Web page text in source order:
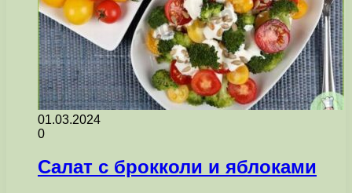
01.03.2024
0
Салат с брокколи и яблоками